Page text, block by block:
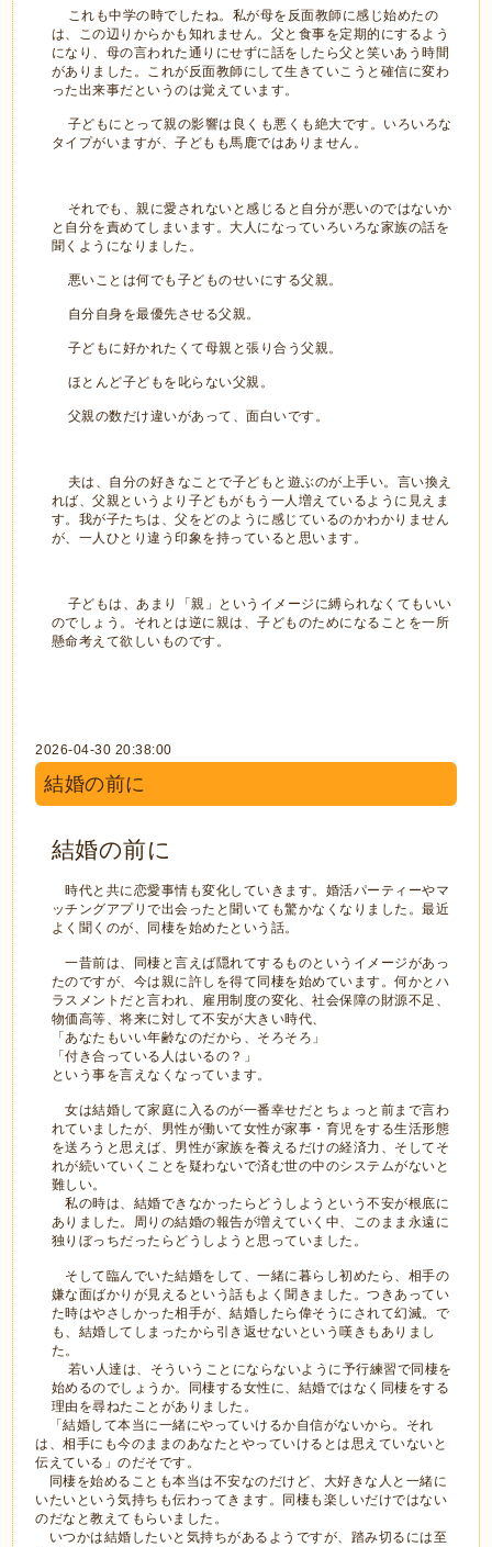
これも中学の時でしたね。私が母を反面教師に感じ始めたの
は、この辺りからかも知れません。父と食事を定期的にするよう
になり、母の言われた通りにせずに話をしたら父と笑いあう時間
がありました。これが反面教師にして生きていこうと確信に変わ
った出来事だというのは覚えています。
子どもにとって親の影響は良くも悪くも絶大です。いろいろな
タイプがいますが、子どもも馬鹿ではありません。
それでも、親に愛されないと感じると自分が悪いのではないか
と自分を責めてしまいます。大人になっていろいろな家族の話を
聞くようになりました。
悪いことは何でも子どものせいにする父親。
自分自身を最優先させる父親。
子どもに好かれたくて母親と張り合う父親。
ほとんど子どもを叱らない父親。
父親の数だけ違いがあって、面白いです。
夫は、自分の好きなことで子どもと遊ぶのが上手い。言い換え
れば、父親というより子どもがもう一人増えているように見えま
す。我が子たちは、父をどのように感じているのかわかりません
が、一人ひとり違う印象を持っていると思います。
子どもは、あまり「親」というイメージに縛られなくてもいい
のでしょう。それとは逆に親は、子どものためになることを一所
懸命考えて欲しいものです。
2026-04-30 20:38:00
結婚の前に
結婚の前に
時代と共に恋愛事情も変化していきます。婚活パーティーやマ
ッチングアプリで出会ったと聞いても驚かなくなりました。最近
よく聞くのが、同棲を始めたという話。
一昔前は、同棲と言えば隠れてするものというイメージがあっ
たのですが、今は親に許しを得て同棲を始めています。何かとハ
ラスメントだと言われ、雇用制度の変化、社会保障の財源不足、
物価高等、将来に対して不安が大きい時代、
「あなたもいい年齢なのだから、そろそろ」
「付き合っている人はいるの？」
という事を言えなくなっています。
女は結婚して家庭に入るのが一番幸せだとちょっと前まで言わ
れていましたが、男性が働いて女性が家事・育児をする生活形態
を送ろうと思えば、男性が家族を養えるだけの経済力、そしてそ
れが続いていくことを疑わないで済む世の中のシステムがないと
難しい。
私の時は、結婚できなかったらどうしようという不安が根底に
ありました。周りの結婚の報告が増えていく中、このまま永遠に
独りぼっちだったらどうしようと思っていました。
そして臨んでいた結婚をして、一緒に暮らし初めたら、相手の
嫌な面ばかりが見えるという話もよく聞きました。つきあってい
た時はやさしかった相手が、結婚したら偉そうにされて幻滅。で
も、結婚してしまったから引き返せないという嘆きもありまし
た。
若い人達は、そういうことにならないように予行練習で同棲を
始めるのでしょうか。同棲する女性に、結婚ではなく同棲をする
理由を尋ねたことがありました。
「結婚して本当に一緒にやっていけるか自信がないから。それ
は、相手にも今のままのあなたとやっていけるとは思えていないと
伝えている」のだそです。
同棲を始めることも本当は不安なのだけど、大好きな人と一緒に
いたいという気持ちも伝わってきます。同棲も楽しいだけではない
のだなと教えてもらいました。
いつかは結婚したいと気持ちがあるようですが、踏み切るには至